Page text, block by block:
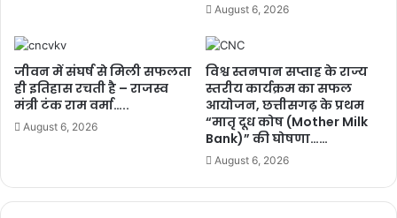
August 6, 2026
जीवन में संघर्ष से मिली सफलता
ही इतिहास रचती है – राजस्व
मंत्री टंक राम वर्मा…..
August 6, 2026
विश्व स्तनपान सप्ताह के राज्य
स्तरीय कार्यक्रम का सफल
आयोजन, छत्तीसगढ़ के प्रथम
“मातृ दूध कोष (Mother Milk
Bank)” की घोषणा……
August 6, 2026